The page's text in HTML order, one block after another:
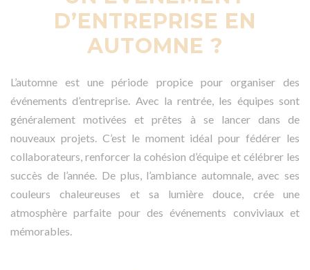
D’ENTREPRISE EN
AUTOMNE ?
L’automne est une période propice pour organiser des
événements d’entreprise. Avec la rentrée, les équipes sont
généralement motivées et prêtes à se lancer dans de
nouveaux projets. C’est le moment idéal pour fédérer les
collaborateurs, renforcer la cohésion d’équipe et célébrer les
succès de l’année. De plus, l’ambiance automnale, avec ses
couleurs chaleureuses et sa lumière douce, crée une
atmosphère parfaite pour des événements conviviaux et
mémorables.